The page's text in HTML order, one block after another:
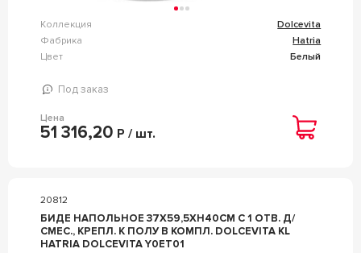
Коллекция
Dolcevita
Фабрика
Hatria
Цвет
Белый
Под заказ
Цена
51 316,20 Р / шт.
20812
БИДЕ НАПОЛЬНОЕ 37Х59,5ХH40СМ С 1 ОТВ. Д/
СМЕС., КРЕПЛ. К ПОЛУ В КОМПЛ. DOLCEVITA KL
HATRIA DOLCEVITA Y0ET01